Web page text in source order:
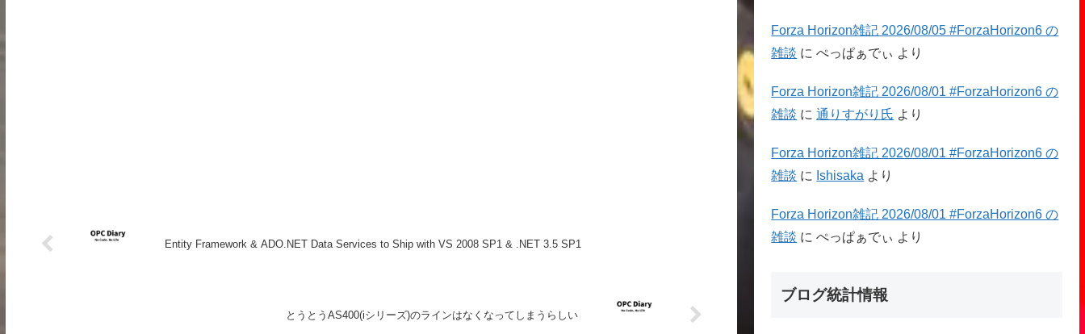
Entity Framework & ADO.NET Data Services to Ship with VS 2008 SP1 & .NET 3.5 SP1
とうとうAS400(iシリーズ)のラインはなくなってしまうらしい
Forza Horizon雑記 2026/08/05 #ForzaHorizon6 の
雑談 にぺっぱぁでぃ より
Forza Horizon雑記 2026/08/01 #ForzaHorizon6 の
雑談 に通りすがり氏 より
Forza Horizon雑記 2026/08/01 #ForzaHorizon6 の
雑談 に Ishisaka より
Forza Horizon雑記 2026/08/01 #ForzaHorizon6 の
雑談 にぺっぱぁでぃ より
ブログ統計情報